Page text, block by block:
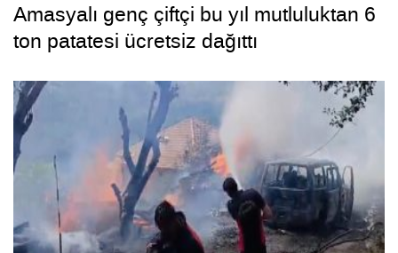
Amasyalı genç çiftçi bu yıl mutluluktan 6
ton patatesi ücretsiz dağıttı